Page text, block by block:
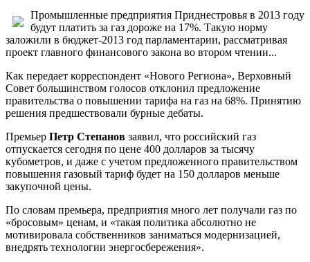
Промышленные предприятия Приднестровья в 2013 году
будут платить за газ дороже на 17%. Такую норму
заложили в бюджет-2013 год парламентарии, рассматривая
проект главного финансового закона во втором чтении...
Как передает корреспондент «Нового Региона», Верховный
Совет большинством голосов отклонил предложение
правительства о повышении тарифа на газ на 68%. Принятию
решения предшествовали бурные дебаты.
Премьер Петр Степанов заявил, что российский газ
отпускается сегодня по цене 400 долларов за тысячу
кубометров, и даже с учетом предложенного правительством
повышения газовый тариф будет на 150 долларов меньше
закупочной цены.
По словам премьера, предприятия много лет получали газ по
«бросовым» ценам, и «такая политика абсолютно не
мотивировала собственников заниматься модернизацией,
внедрять технологии энергосбережения».